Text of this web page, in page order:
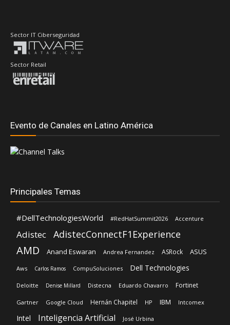
Sector IT Ciberseguridad
Sector Retail
Evento de Canales en Latino América
Principales Temas
#DellTechnologiesWorld #RedHatSummit2026 Accenture
Adistec AdistecConnectF1Experience
AMD Anand Eswaran Andrea Fernandez ASRock ASUS
Aws Carlos Ramos CompuSoluciones Dell Technologies
Deloitte Denise Millard Distecna Eduardo Chavarro Fortinet
Gartner Google Cloud Hernán Chapitel HP IBM Intcomex
Intel Inteligencia Artificial José Urbina